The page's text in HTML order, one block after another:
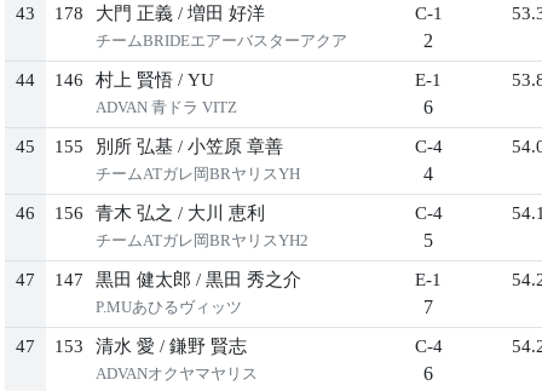
43 178 大門 正義 / 増田 好洋
チームBRIDEエアーバスターアクア
C-1
2
44 146 村上 賢悟 / YU
ADVAN 青ドラ VITZ
E-1
6
45 155 別所 弘基 / 小笠原 章善
チームATガレ岡BRヤリスYH
C-4
4
46 156 青木 弘之 / 大川 恵利
チームATガレ岡BRヤリスYH2
C-4
5
47 147 黒田 健太郎 / 黒田 秀之介
P.MUあひるヴィッツ
E-1
7
47 153 清水 愛 / 鎌野 賢志
ADVANオクヤマヤリス
C-4
6